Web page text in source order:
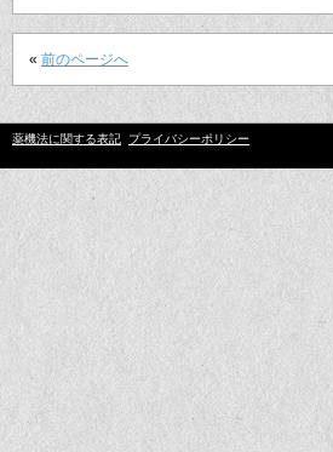
« 前のページへ
薬機法に関する表記 プライバシーポリシー